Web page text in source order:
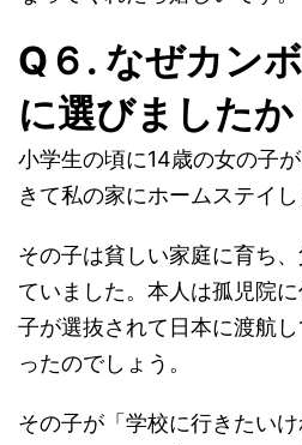
Q６. なぜカン
に選びましたか
小学生の頃に14歳の女の子
きて私の家にホームステイし
その子は貧しい家庭に育ち
ていました。本人は孤児院
子が選抜されて日本に渡航
ったのでしょう。
その子が「学校に行きたい